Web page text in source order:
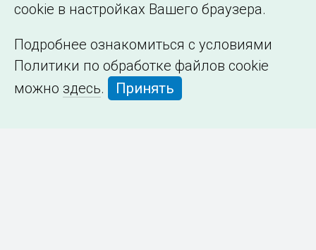
cookie в настройках Вашего браузера.
Подробнее ознакомиться с условиями
Политики по обработке файлов cookie
можно здесь. Принять